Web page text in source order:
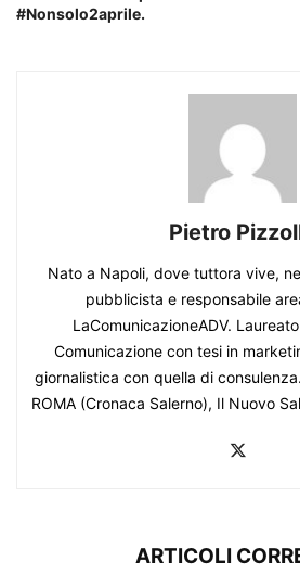
#Nonsolo2aprile.
Pietro
Nato a Napoli, dove tuttora vive,
pubblicista e responsabile
LaComunicazioneADV.
Comunicazione con tesi in
giornalistica con quella di
ROMA (Cronaca Salerno), Il Nuovo
ARTICOLI